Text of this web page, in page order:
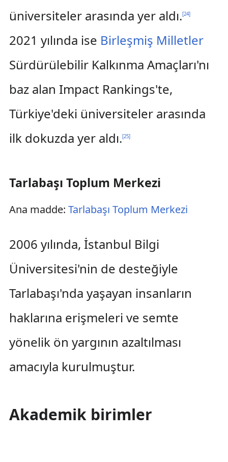
üniversiteler arasında yer aldı.[24]
2021 yılında ise Birleşmiş Milletler
Sürdürülebilir Kalkınma Amaçları'nı
baz alan Impact Rankings'te,
Türkiye'deki üniversiteler arasında
ilk dokuzda yer aldı.[25]
Tarlabaşı Toplum Merkezi
Ana madde: Tarlabaşı Toplum Merkezi
2006 yılında, İstanbul Bilgi
Üniversitesi'nin de desteğiyle
Tarlabaşı'nda yaşayan insanların
haklarına erişmeleri ve semte
yönelik ön yargının azaltılması
amacıyla kurulmuştur.
Akademik birimler